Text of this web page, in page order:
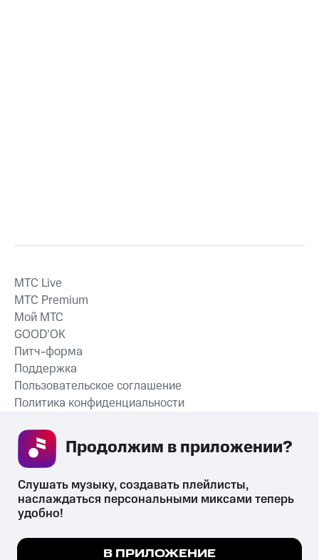
СКАЧАТЬ ПРИЛОЖЕНИЕ
MTС Live
MTС Premium
Мой МТС
GOOD’OK
Питч-форма
Поддержка
Пользовательское соглашение
Политика конфиденциальности
психотропных веществ, их аналогов причиняет вред здоровью,
их незаконный оборот запрещён и влечёт установленную
Мы используем куки, чтобы на сайте все
Слушать музыку, создавать плейлисты,
наслаждаться персональными миксами теперь
удобно!
В ПРИЛОЖЕНИЕ